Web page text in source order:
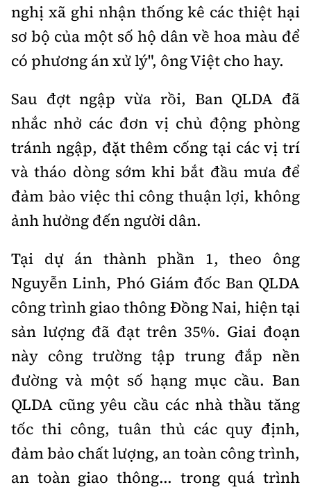
nghị xã ghi nhận thống kê các thiệt hại
sơ bộ của một số hộ dân về hoa màu để
có phương án xử lý", ông Việt cho hay.
Sau đợt ngập vừa rồi, Ban QLDA đã
nhắc nhở các đơn vị chủ động phòng
tránh ngập, đặt thêm cống tại các vị trí
và tháo dòng sớm khi bắt đầu mưa để
đảm bảo việc thi công thuận lợi, không
ảnh hưởng đến người dân.
Tại dự án thành phần 1, theo ông
Nguyễn Linh, Phó Giám đốc Ban QLDA
công trình giao thông Đồng Nai, hiện tại
sản lượng đã đạt trên 35%. Giai đoạn
này công trường tập trung đắp nền
đường và một số hạng mục cầu. Ban
QLDA cũng yêu cầu các nhà thầu tăng
tốc thi công, tuân thủ các quy định,
đảm bảo chất lượng, an toàn công trình,
an toàn giao thông... trong quá trình